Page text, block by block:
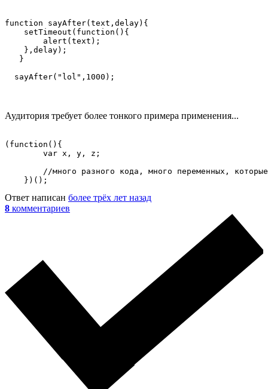
function sayAfter(text,delay){
    setTimeout(function(){
        alert(text);
    },delay);
   }
  sayAfter("lol",1000);
Аудитория требует более тонкого примера применения...
(function(){
        var x, y, z;
//много разного кода, много переменных,
    })();
Ответ написан более трёх лет назад
8 комментариев